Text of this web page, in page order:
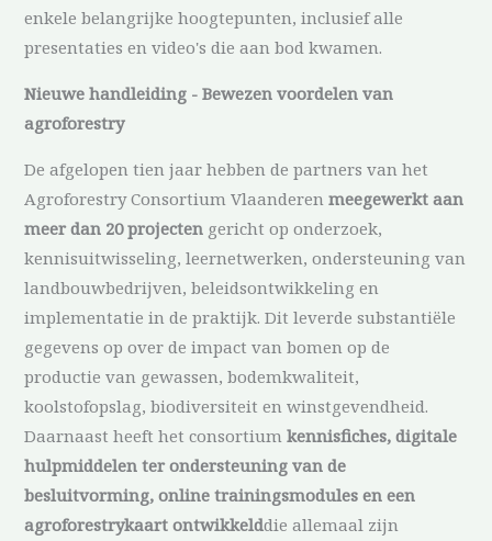
enkele belangrijke hoogtepunten, inclusief alle
presentaties en video's die aan bod kwamen.
Nieuwe handleiding - Bewezen voordelen van
agroforestry
De afgelopen tien jaar hebben de partners van het
Agroforestry Consortium Vlaanderenmeegewerkt aan
meer dan 20 projecten gericht op onderzoek,
kennisuitwisseling, leernetwerken, ondersteuning van
landbouwbedrijven, beleidsontwikkeling en
implementatie in de praktijk. Dit leverde substantiële
gegevens op over de impact van bomen op de
productie van gewassen, bodemkwaliteit,
koolstofopslag, biodiversiteit en winstgevendheid.
Daarnaast heeft het consortiumkennisfiches, digitale
hulpmiddelen ter ondersteuning van de
besluitvorming, online trainingsmodules en een
agroforestrykaart ontwikkelddie allemaal zijn